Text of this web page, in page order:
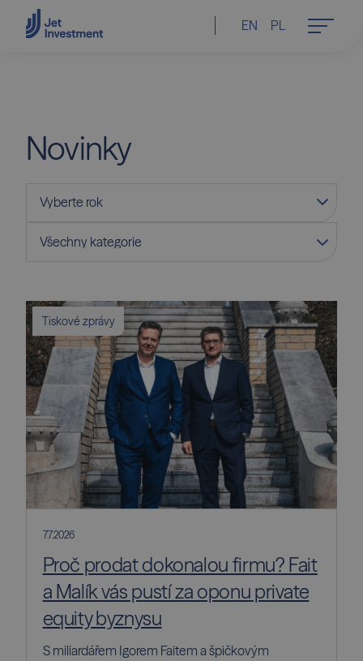
EN PL
Novinky
Tiskové zprávy
7.7.2026
Proč prodat dokonalou firmu? Fait
a Malík vás pustí za oponu private
equity byznysu
S miliardářem Igorem Faitem a špičkovým